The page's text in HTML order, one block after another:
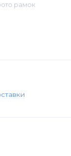
рамок